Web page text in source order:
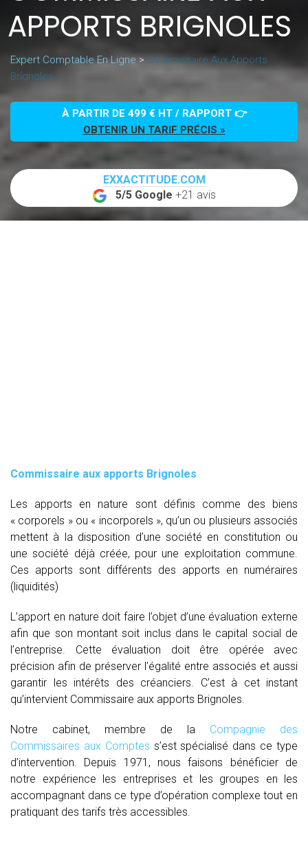
APPORTS BRIGNOLES
Expert Comptable En Ligne>Commissaire Aux Apports
Brignoles
À PARTIR DE 499 € HT / RAPPORT 👉
OBTENIR UN TARIF PRÉCIS »
EXXACTITUDE.COM
5/5 Google +21 avis
Commissaire aux apports Brignoles
Les apports en nature sont définis comme des biens
« corporels » ou « incorporels », qu’un ou plusieurs associés
mettent à la disposition d’une société en constitution ou
une société déjà créée, pour une exploitation commune.
Ces apports sont différents des apports en numéraires
(liquidités)
L’apport en nature doit faire l’objet d’une évaluation externe
afin que son montant soit inclus dans le capital social de
l’entreprise. Cette évaluation doit être opérée avec
précision afin de préserver l’égalité entre associés et aussi
garantir les intérêts des créanciers. C’est à cet instant
qu’intervient Commissaire aux apports Brignoles.
Notre cabinet, membre de la Compagnie des
Commissaires aux Comptes s’est spécialisé dans ce type
d’intervention. Depuis 1971, nous faisons bénéficier de
notre expérience les entreprises et les groupes en les
accompagnant dans ce type d’opération complexe tout en
pratiquant des tarifs très accessibles.